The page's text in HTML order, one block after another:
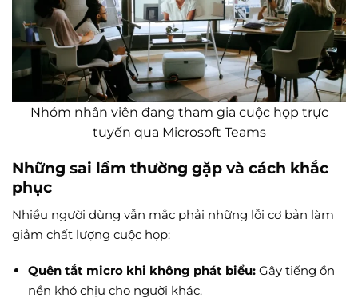
Nhóm nhân viên đang tham gia cuộc họp trực
tuyến qua Microsoft Teams
Những sai lầm thường gặp và cách khắc
phục
Nhiều người dùng vẫn mắc phải những lỗi cơ bản làm
giảm chất lượng cuộc họp:
Quên tắt micro khi không phát biểu:Gây tiếng ồn
nền khó chịu cho người khác.